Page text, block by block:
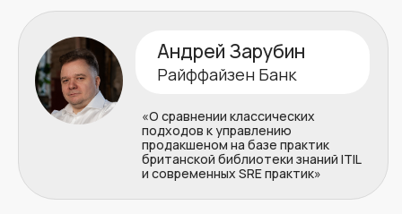
Нагрузочное тестирование